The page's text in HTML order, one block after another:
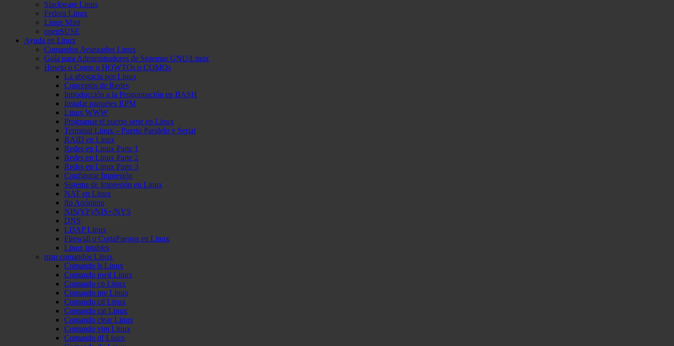
Slackware Linux
Fedora Linux
Linux Mint
openSUSE
Ayuda en Linux
Comandos Avanzados Linux
Guía para Administradores de Sistemas GNU/Linux
Howto o Como o HOWTOs o COMOs
La abogacía por Linux
Conceptos de Redes
Introducción a la Programación en BASH
Instalar paquetes RPM
Linux WWW
Programar el puerto serie en Linux
Terminal Linux – Puerto Paralelo y Serial
RAID en Linux
Redes en Linux Parte 1
Redes en Linux Parte 2
Redes en Linux Parte 3
Configurar Impresión
Sistema de Impresión en Linux
NAT en Linux
ftp Anónimo
NIS(YP)/NIS+/NYS
DNS
LDAP Linux
Firewall o CortaFuegos en Linux
Linux iptables
man comandos Linux
Comando ls Linux
Comando pwd Linux
Comando cp Linux
Comando mv Linux
Comando cd Linux
Comando cat Linux
Comando clear Linux
Comando vim Linux
Comando df Linux